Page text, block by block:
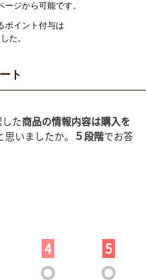
ジから可能です。
ポイント付与は
た。
ト